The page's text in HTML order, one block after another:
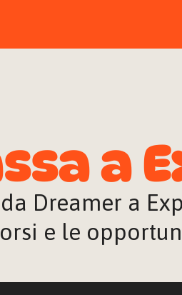
a
Dreamer a
e le